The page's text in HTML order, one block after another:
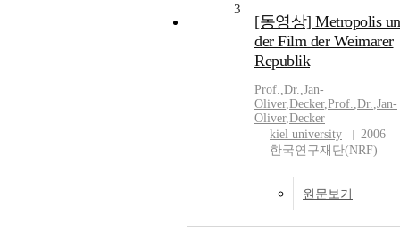
3
[동영상] Metropolis
der Film der Weimarer
Republik
Prof.,Dr.,Jan-
Oliver,Decker,Prof.,Dr.,Jan-
Oliver,Decker
kiel university
2006
한국연구재단(NRF)
원문보기